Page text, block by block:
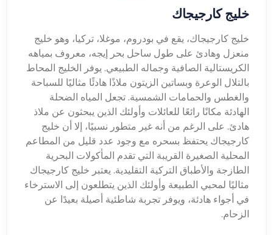
خليج كارجيجاك
خليج كارجيجاك، يقع في بودروم، موغلا، تركيا، وهو خليج
منعزل وهادئ على طول ساحل بحر إيجه، معروف بمياهه
الكريستالية الصافية وجماله الطبيعي. يوفر الخليج المحاط
بالتلال الوعرة وبساتين الزيتون ملاذًا هادئًا مثاليًا للسباحة
والغطس والحمامات الشمسية. تجعل المياه الضحلة
الهادئة مكانًا رائعًا للعائلات وأولئك الذين يبحثون عن ملاذ
هادئ. على الرغم من أنه غير متطور نسبيًا، إلا أن خليج
كارجيجاك يحتفظ بسحره مع وجود عدد قليل من المطاعم
المحلية الصغيرة القريبة التي تقدم المأكولات البحرية
الطازجة والأطباق التركية التقليدية. يعتبر خليج كارجيجاك
مثاليًا لمحبي الطبيعة وأولئك الذين يتطلعون إلى الاسترخاء
في أجواء هادئة، ويوفر تجربة شاطئية أصيلة بعيدًا عن
الزحام.